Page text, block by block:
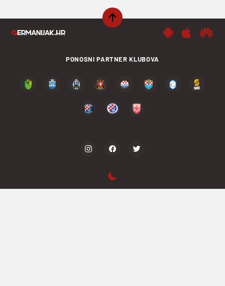
PONOSNI PARTNER KLUBOVA